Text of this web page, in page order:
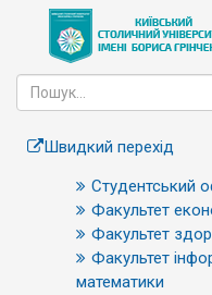
Швидкий перехід
Студентський
Факультет
Факультет
Факультет
математики